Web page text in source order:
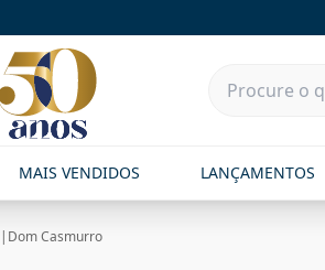
MAIS VENDIDOS LANÇAMENTOS
| Dom Casmurro